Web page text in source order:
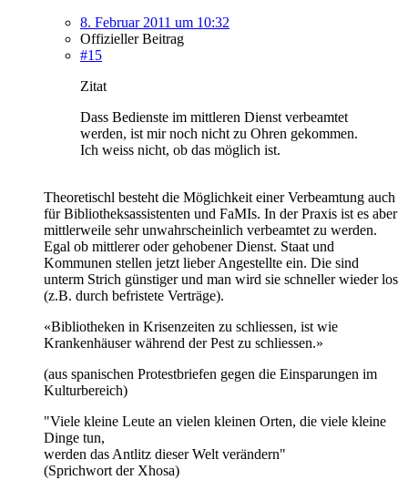
8. Februar 2011 um 10:32
Offizieller Beitrag
#15
Zitat
Dass Bedienste im mittleren Dienst verbeamtet
werden, ist mir noch nicht zu Ohren gekommen.
Ich weiss nicht, ob das möglich ist.
Theoretischl besteht die Möglichkeit einer Verbeamtung auch
für Bibliotheksassistenten und FaMIs. In der Praxis ist es aber
mittlerweile sehr unwahrscheinlich verbeamtet zu werden.
Egal ob mittlerer oder gehobener Dienst. Staat und
Kommunen stellen jetzt lieber Angestellte ein. Die sind
unterm Strich günstiger und man wird sie schneller wieder los
(z.B. durch befristete Verträge).
«Bibliotheken in Krisenzeiten zu schliessen, ist wie
Krankenhäuser während der Pest zu schliessen.»
(aus spanischen Protestbriefen gegen die Einsparungen im
Kulturbereich)
"Viele kleine Leute an vielen kleinen Orten, die viele kleine
Dinge tun,
werden das Antlitz dieser Welt verändern"
(Sprichwort der Xhosa)